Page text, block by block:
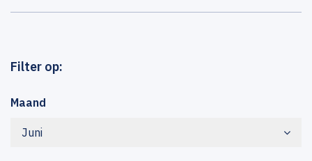
Filter op:
Maand
Juni